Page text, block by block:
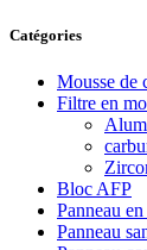
Catégories
Mousse de
Filtre en
Bloc AFP
Panneau
Panneau